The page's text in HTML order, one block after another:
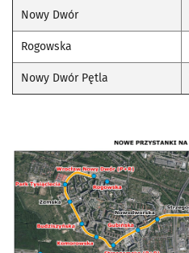
Nowy Dwór
Rogowska
Nowy Dwór Pętla